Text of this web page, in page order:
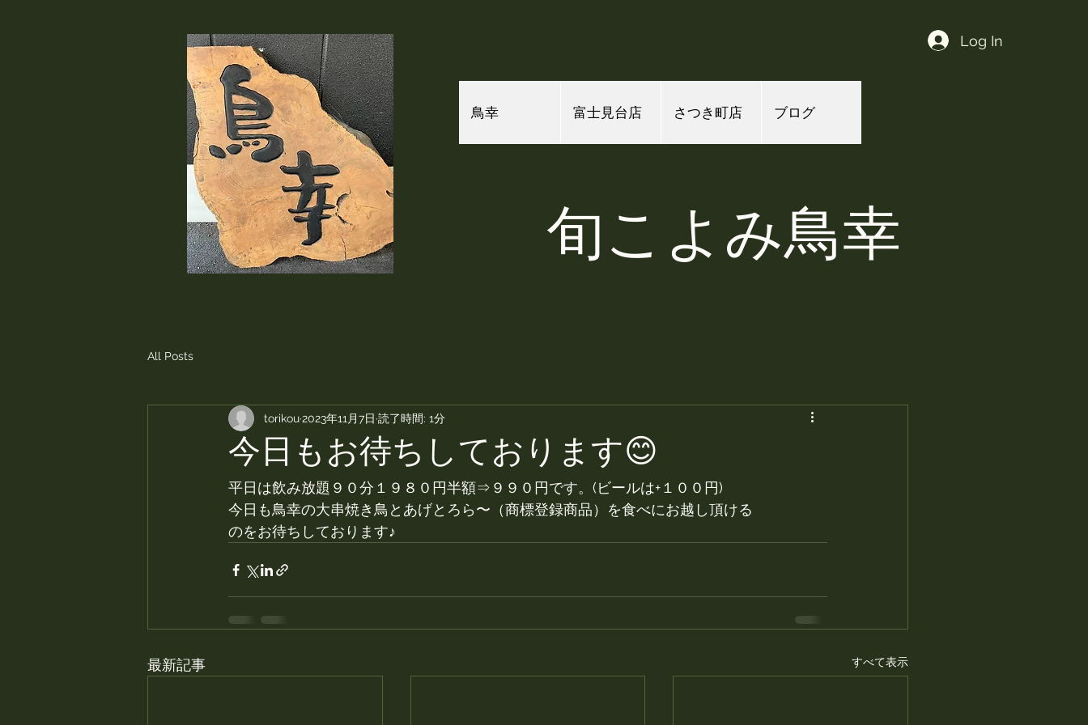
Log In
鳥幸 富士見台店 さつき町店 ブログ
​旬こよみ鳥幸
All Posts
今日もお待ちしております😊
torikou2023年11月7日 読了時間: 1分
平日は飲み放題９０分１９８０円半額⇒９９０円です。(ビールは+１００円)
今日も鳥幸の大串焼き鳥とあげとろら〜（商標登録商品）を食べにお越し頂ける
のをお待ちしております♪
最新記事 すべて表示